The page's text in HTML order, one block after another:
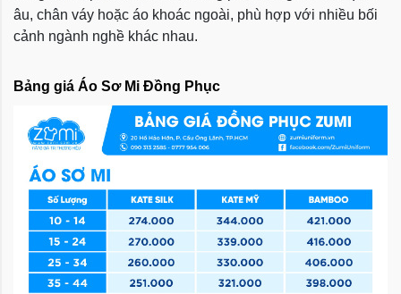
âu, chân váy hoặc áo khoác ngoài, phù hợp với nhiều bối
cảnh ngành nghề khác nhau.
Bảng giá Áo Sơ Mi Đồng Phục